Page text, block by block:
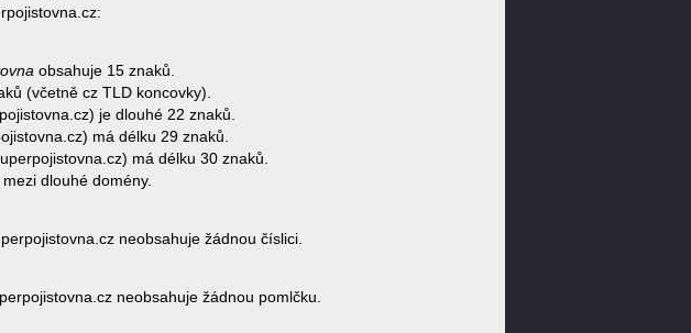
obsahuje 15 znaků.
(včetně cz TLD koncovky).
je dlouhé 22 znaků.
má délku 29 znaků.
má délku 30 znaků.
dlouhé domény.
neobsahuje žádnou číslici.
neobsahuje žádnou pomlčku.